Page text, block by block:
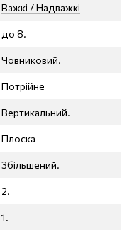
Важкі / Надважкі
до 8.
Човниковий.
Потрійне
Вертикальний.
Плоска
Збільшений.
2.
1.